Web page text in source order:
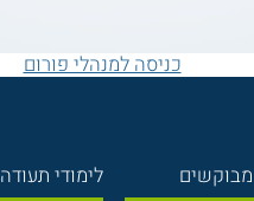
כניסה למנהלי פורום
לימודי תעודה